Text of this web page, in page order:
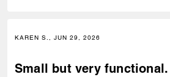
KAREN S., JUN 29, 2026
Small but very functional.